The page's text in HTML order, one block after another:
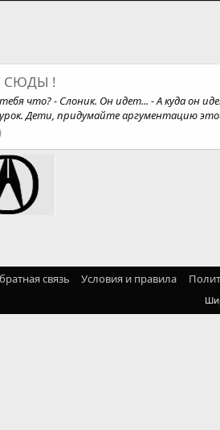
СЮДЫ !
что? - Слоник. Он идет... - А куда он
Дети, придумайте аргументацию
связь Условия и правила